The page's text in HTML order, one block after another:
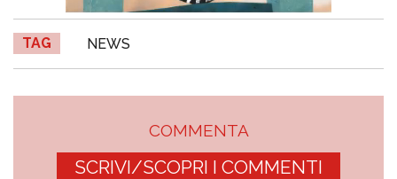
TAG NEWS
COMMENTA
SCRIVI/SCOPRI I COMMENTI